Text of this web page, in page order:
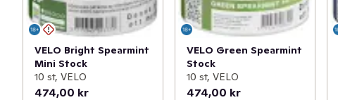
VELO Bright Spearmint
Mini Stock
10 st, VELO
474,00 kr
VELO Green Spearmint
Stock
10 st, VELO
474,00 kr